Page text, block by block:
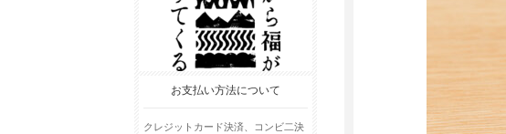
お支払い方法について
クレジットカード決済、コンビ二決